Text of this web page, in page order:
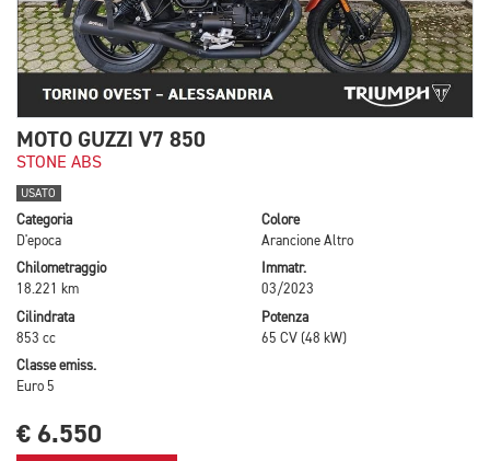
MOTO GUZZI V7 850
STONE ABS
USATO
Categoria
D'epoca
Colore
Arancione Altro
Chilometraggio
18.221 km
Immatr.
03/2023
Cilindrata
853 cc
Potenza
65 CV (48 kW)
Classe emiss.
Euro 5
€ 6.550